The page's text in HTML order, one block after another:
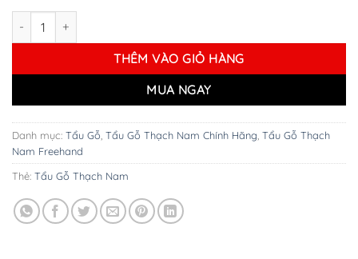
Tẩu Gỗ Thạch Nam Churchwarden Smooth 603 số lượng
THÊM VÀO GIỎ HÀNG
MUA NGAY
Danh mục: Tẩu Gỗ Tẩu Gỗ Thạch Nam Chính Hãng Tẩu Gỗ Thạch
Nam Freehand
Thẻ: Tẩu Gỗ Thạch Nam